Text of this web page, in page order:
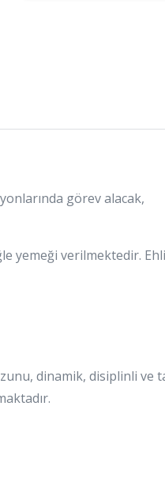
görev alacak,
yemeği verilmektedir.
dinamik, disiplinli ve